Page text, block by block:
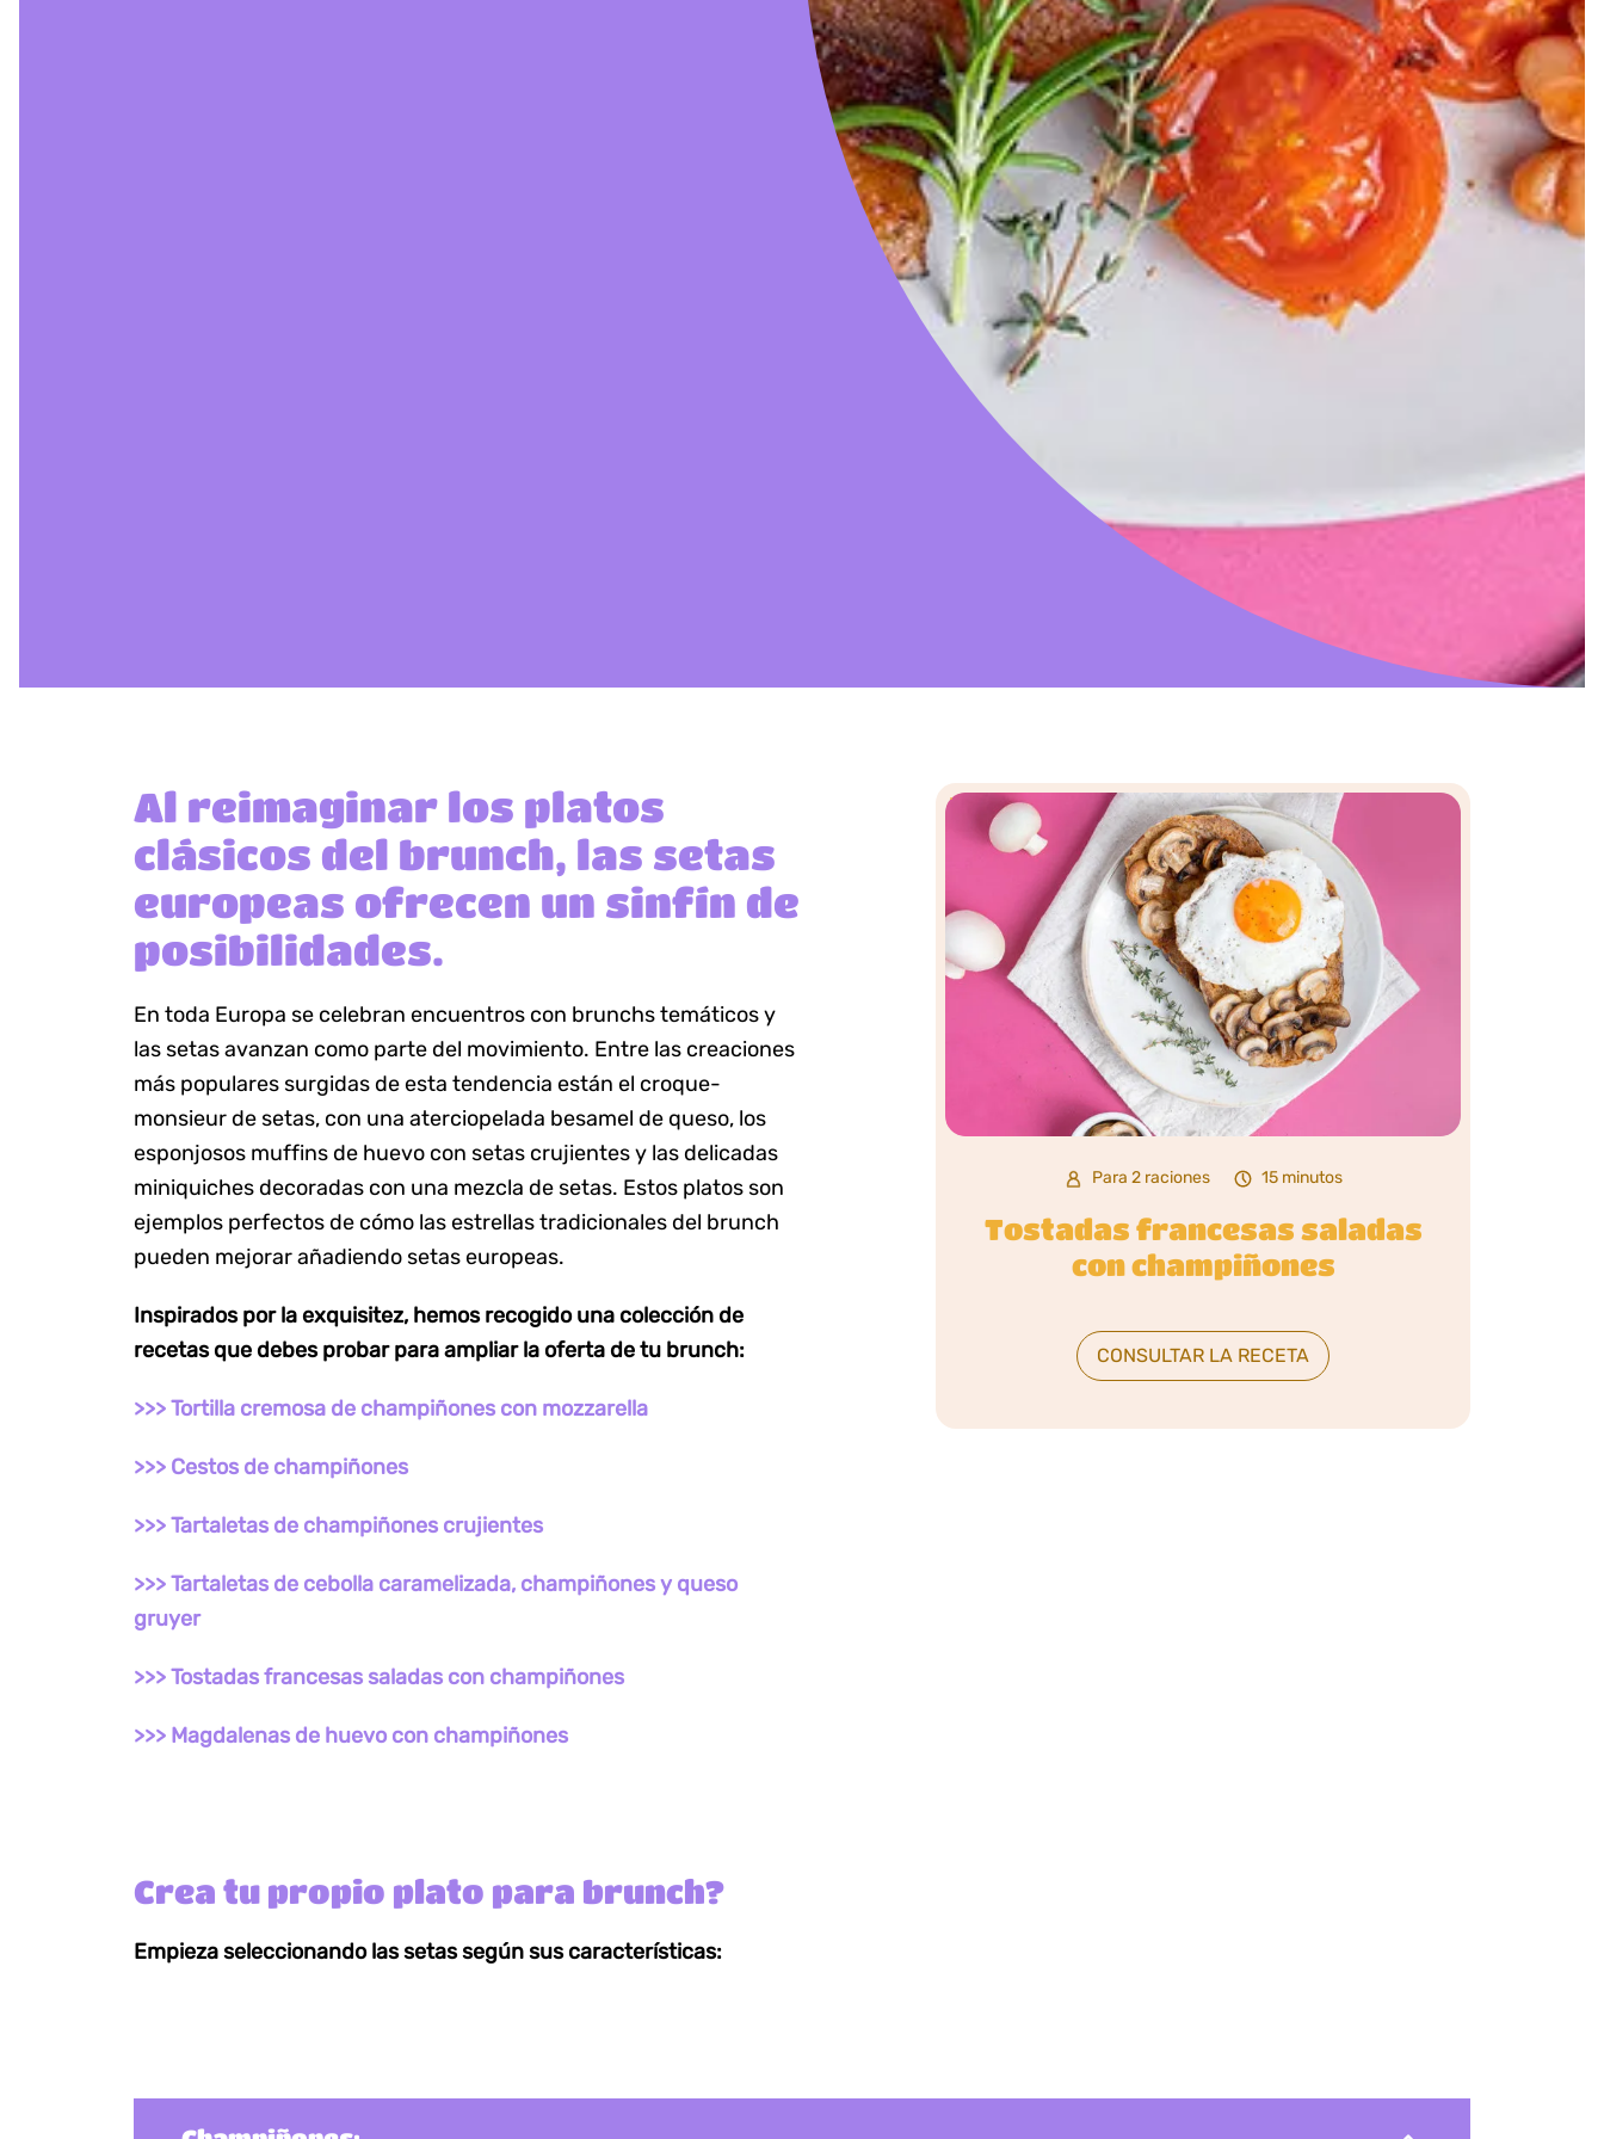
Al reimaginar los platos
clásicos del brunch, las setas
europeas ofrecen un sinfín de
posibilidades.
En toda Europa se celebran encuentros con brunchs temáticos y
las setas avanzan como parte del movimiento. Entre las creaciones
más populares surgidas de esta tendencia están el croque-
monsieur de setas, con una aterciopelada besamel de queso, los
esponjosos muffins de huevo con setas crujientes y las delicadas
miniquiches decoradas con una mezcla de setas. Estos platos son
ejemplos perfectos de cómo las estrellas tradicionales del brunch
pueden mejorar añadiendo setas europeas.
Inspirados por la exquisitez, hemos recogido una colección de
recetas que debes probar para ampliar la oferta de tu brunch:
>>> Tortilla cremosa de champiñones con mozzarella
>>> Cestos de champiñones
>>> Tartaletas de champiñones crujientes
>>> Tartaletas de cebolla caramelizada, champiñones y queso
gruyer
>>> Tostadas francesas saladas con champiñones
>>> Magdalenas de huevo con champiñones
Para 2 raciones 15 minutos
Tostadas francesas saladas
con champiñones
CONSULTAR LA RECETA
Crea tu propio plato para brunch?
Empieza seleccionando las setas según sus características: